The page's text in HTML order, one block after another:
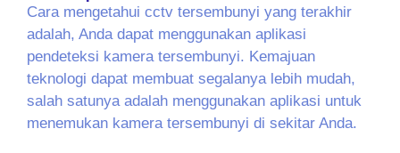
Cara mengetahui cctv tersembunyi yang terakhir
adalah, Anda dapat menggunakan aplikasi
pendeteksi kamera tersembunyi. Kemajuan
teknologi dapat membuat segalanya lebih mudah,
salah satunya adalah menggunakan aplikasi untuk
menemukan kamera tersembunyi di sekitar Anda.